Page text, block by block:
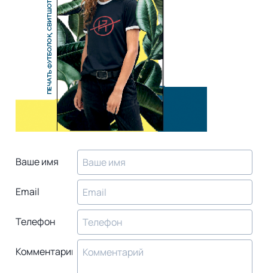
Ваше имя
Email
Телефон
Комментарий